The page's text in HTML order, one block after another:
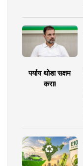
पर्याय थोडा सक्षम
करा!